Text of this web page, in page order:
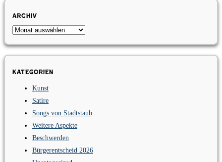
Archiv
Archiv
Kategorien
Kunst
Satire
Songs von Stadtstaub
Weitere Aspekte
Beschwerden
Bürgerentscheid 2026